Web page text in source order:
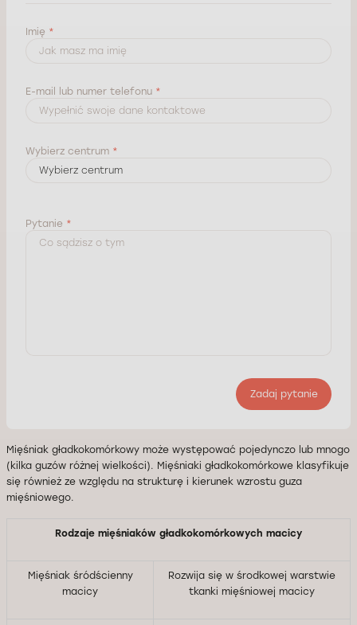
Imię *
E-mail lub numer telefonu *
Wybierz centrum *
Pytanie *
Zadaj pytanie
Mięśniak gładkokomórkowy może występować pojedynczo lub mnogo
(kilka guzów różnej wielkości). Mięśniaki gładkokomórkowe klasyfikuje
się również ze względu na strukturę i kierunek wzrostu guza
mięśniowego.
Rodzaje mięśniaków gładkokomórkowych macicy
Mięśniak śródścienny
macicy
Rozwija się w środkowej warstwie
tkanki mięśniowej macicy